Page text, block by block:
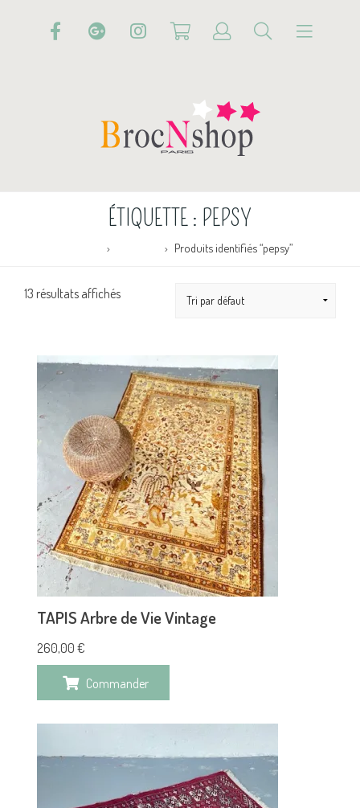
ÉTIQUETTE : PEPSY
Produits identifiés “pepsy”
13 résultats affichés
TAPIS Arbre de Vie Vintage
260,00 €
Commander